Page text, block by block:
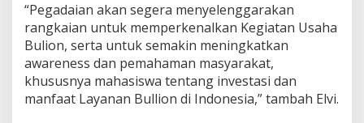
“Pegadaian akan segera menyelenggarakan
rangkaian untuk memperkenalkan Kegiatan Usaha
Bulion, serta untuk semakin meningkatkan
awareness dan pemahaman masyarakat,
khususnya mahasiswa tentang investasi dan
manfaat Layanan Bullion di Indonesia,” tambah Elvi.